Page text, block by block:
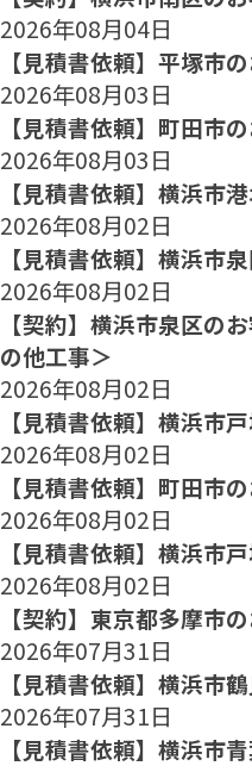
2026年08月04日
【見積書依頼】平塚市
2026年08月03日
【見積書依頼】町田市
2026年08月03日
【見積書依頼】横浜市
2026年08月02日
【見積書依頼】横浜市
2026年08月02日
【契約】横浜市泉区の
の他工事＞
2026年08月02日
【見積書依頼】横浜市
2026年08月02日
【見積書依頼】町田市
2026年08月02日
【見積書依頼】横浜市
2026年08月02日
【契約】東京都多摩市
2026年07月31日
【見積書依頼】横浜市
2026年07月31日
【見積書依頼】横浜市